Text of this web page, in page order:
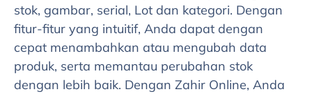
stok, gambar, serial, Lot dan kategori. Dengan
fitur-fitur yang intuitif, Anda dapat dengan
cepat menambahkan atau mengubah data
produk, serta memantau perubahan stok
dengan lebih baik. Dengan Zahir Online, Anda